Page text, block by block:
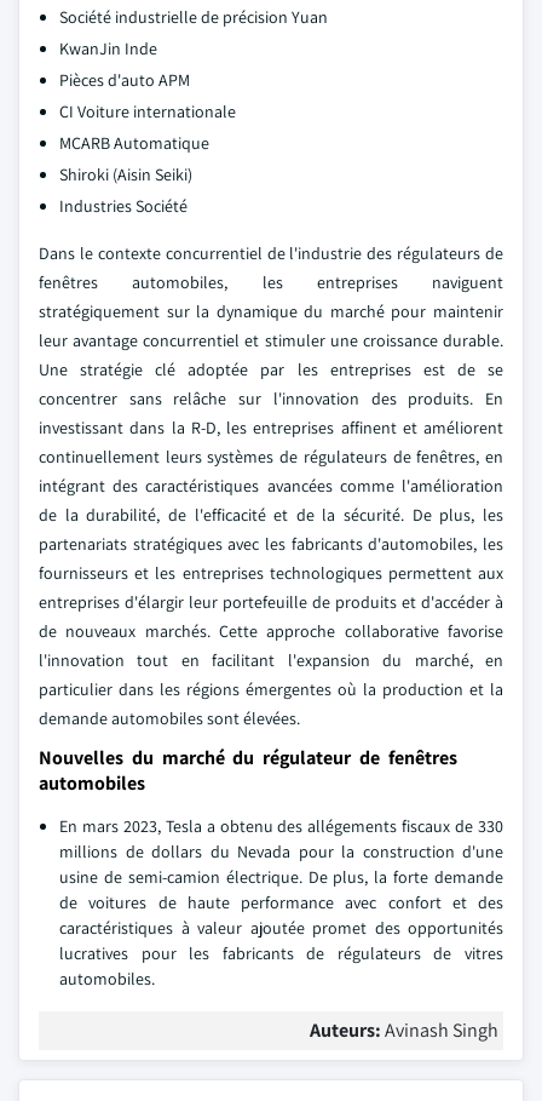
Société industrielle de précision Yuan
KwanJin Inde
Pièces d'auto APM
CI Voiture internationale
MCARB Automatique
Shiroki (Aisin Seiki)
Industries Société
Dans le contexte concurrentiel de l'industrie des régulateurs de
fenêtres automobiles, les entreprises naviguent
stratégiquement sur la dynamique du marché pour maintenir
leur avantage concurrentiel et stimuler une croissance durable.
Une stratégie clé adoptée par les entreprises est de se
concentrer sans relâche sur l'innovation des produits. En
investissant dans la R-D, les entreprises affinent et améliorent
continuellement leurs systèmes de régulateurs de fenêtres, en
intégrant des caractéristiques avancées comme l'amélioration
de la durabilité, de l'efficacité et de la sécurité. De plus, les
partenariats stratégiques avec les fabricants d'automobiles, les
fournisseurs et les entreprises technologiques permettent aux
entreprises d'élargir leur portefeuille de produits et d'accéder à
de nouveaux marchés. Cette approche collaborative favorise
l'innovation tout en facilitant l'expansion du marché, en
particulier dans les régions émergentes où la production et la
demande automobiles sont élevées.
Nouvelles du marché du régulateur de fenêtres
automobiles
En mars 2023, Tesla a obtenu des allégements fiscaux de 330
millions de dollars du Nevada pour la construction d'une
usine de semi-camion électrique. De plus, la forte demande
de voitures de haute performance avec confort et des
caractéristiques à valeur ajoutée promet des opportunités
lucratives pour les fabricants de régulateurs de vitres
automobiles.
Auteurs:Avinash Singh